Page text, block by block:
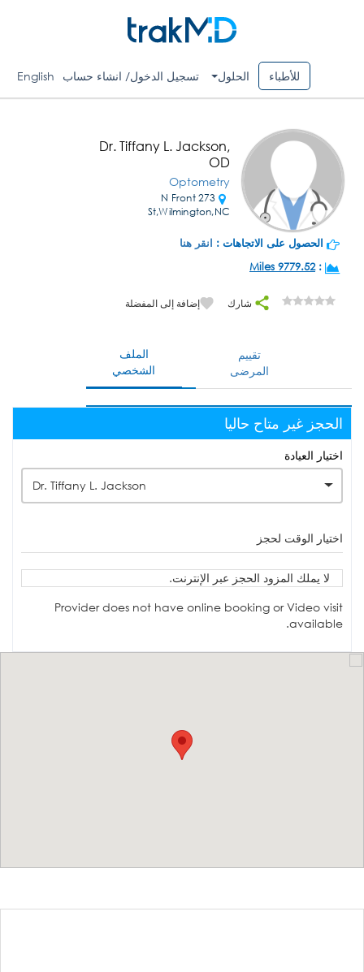
للأطباء الحلول تسجيل الدخول/ انشاء حساب English
Dr. Tiffany L. Jackson,
OD
Optometry
273 N Front
St,Wilmington,NC
الحصول على الاتجاهات : انقر هنا
:
9779.52 Miles
شارك إضافة إلى المفضلة
الملف
الشخصي
تقييم
المرضى
الحجز غير متاح حاليا
اختيار العيادة
Dr. Tiffany L. Jackson
اختيار الوقت لحجز
لا يملك المزود الحجز عبر الإنترنت.
Provider does not have online booking or Video visit
available.